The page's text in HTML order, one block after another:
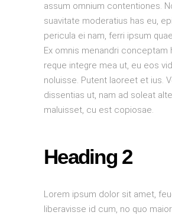
assum omnium contentiones.
suavitate moderatius has eu,
pericula ei nam, ferri ipsum
Ex omnis menandri conceptam
reque integre mea ut, eu eos
noluisse. Putent laoreet et ius.
dissentias ut, nam ad soleat
maluisset, cu est copiosae.
Heading 2
Lorem ipsum dolor sit amet,
liberavisse id cum, no quo